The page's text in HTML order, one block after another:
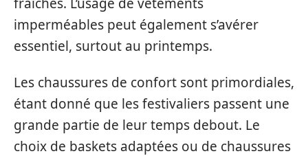
imperméables peut également s’avérer
essentiel, surtout au printemps.
Les chaussures de confort sont primordiales,
étant donné que les festivaliers passent une
grande partie de leur temps debout. Le
choix de baskets adaptées ou de chaussures